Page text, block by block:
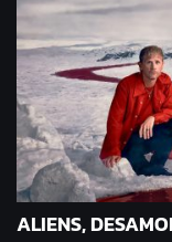
ALIENS,